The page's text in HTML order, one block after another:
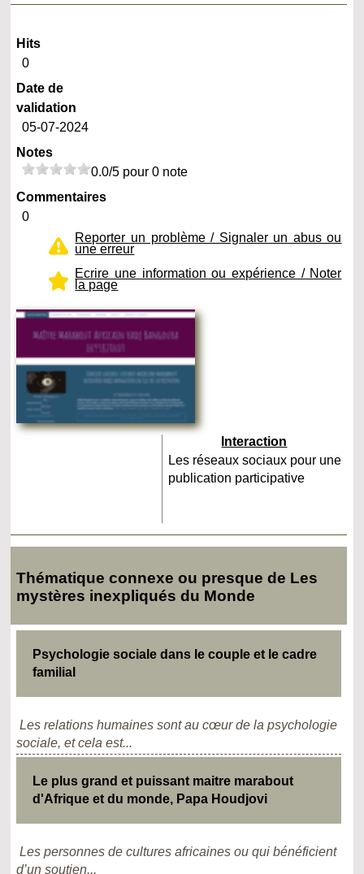
Hits
0
Date de
validation
05-07-2024
Notes
0.0/5 pour 0 note
Commentaires
0
Reporter un problème / Signaler un abus ou
une erreur
Ecrire une information ou expérience / Noter
la page
Interaction
Les réseaux sociaux pour une
publication participative
Thématique connexe ou presque de Les
mystères inexpliqués du Monde
Psychologie sociale dans le couple et le cadre
familial
Les relations humaines sont au cœur de la psychologie
sociale, et cela est...
Le plus grand et puissant maitre marabout
d'Afrique et du monde, Papa Houdjovi
Les personnes de cultures africaines ou qui bénéficient
d’un soutien...